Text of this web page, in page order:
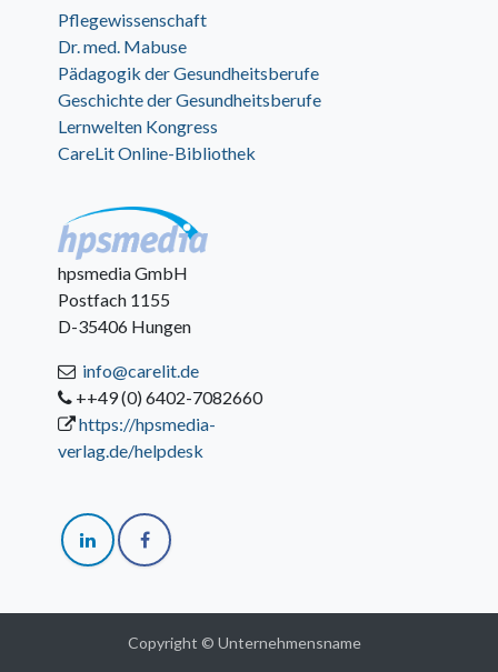
Pflegewissenschaft
Dr. med. Mabuse
Pädagogik der Gesundheitsberufe
Geschichte der Gesundheitsberufe
Lernwelten Kongress
CareLit Online-Bibliothek
hpsmedia GmbH
Postfach 1155
D-35406 Hungen
info@carelit.de
++49 (0) 6402-7082660
https://hpsmedia-
verlag.de/helpdesk
Copyright © Unternehmensname